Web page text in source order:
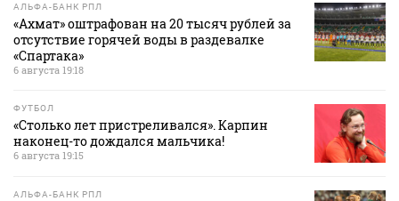
АЛЬФА-БАНК РПЛ
«Ахмат» оштрафован на 20 тысяч рублей за
отсутствие горячей воды в раздевалке
«Спартака»
6 августа 19:18
ФУТБОЛ
«Столько лет пристреливался». Карпин
наконец-то дождался мальчика!
6 августа 19:15
АЛЬФА-БАНК РПЛ